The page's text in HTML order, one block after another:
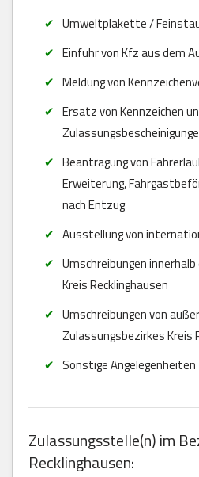
Umweltplakette /
Einfuhr von Kfz aus dem
Meldung von
Ersatz von Kennzeichen
Beantragung von
Erweiterung,
nach Entzug
Ausstellung von
Umschreibungen
Kreis Recklinghausen
Umschreibungen von
Zulassungsbezirkes Kreis
Sonstige Angelegenheiten
Zulassungsstelle(n) im
Recklinghausen: